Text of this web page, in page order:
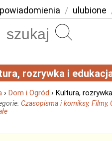
powiadomienia / ulubione
rozrywka i
› Dom i Ogród › Kultura,
Czasopisma i komiksy, Filmy,